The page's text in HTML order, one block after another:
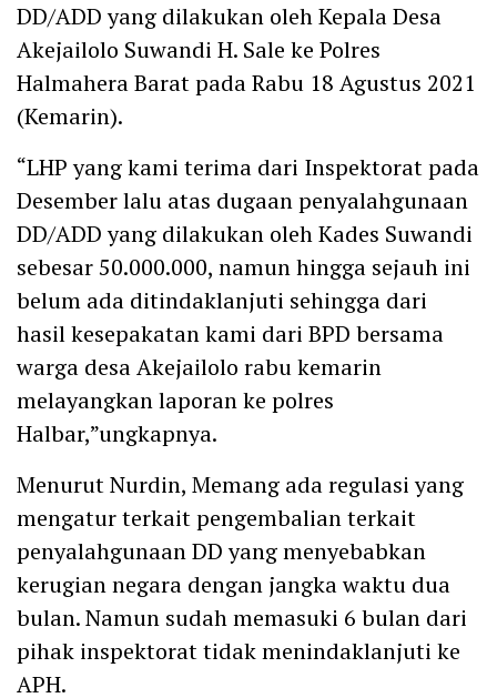
DD/ADD yang dilakukan oleh Kepala Desa
Akejailolo Suwandi H. Sale ke Polres
Halmahera Barat pada Rabu 18 Agustus 2021
(Kemarin).
“LHP yang kami terima dari Inspektorat pada
Desember lalu atas dugaan penyalahgunaan
DD/ADD yang dilakukan oleh Kades Suwandi
sebesar 50.000.000, namun hingga sejauh ini
belum ada ditindaklanjuti sehingga dari
hasil kesepakatan kami dari BPD bersama
warga desa Akejailolo rabu kemarin
melayangkan laporan ke polres
Halbar,”ungkapnya.
Menurut Nurdin, Memang ada regulasi yang
mengatur terkait pengembalian terkait
penyalahgunaan DD yang menyebabkan
kerugian negara dengan jangka waktu dua
bulan. Namun sudah memasuki 6 bulan dari
pihak inspektorat tidak menindaklanjuti ke
APH.